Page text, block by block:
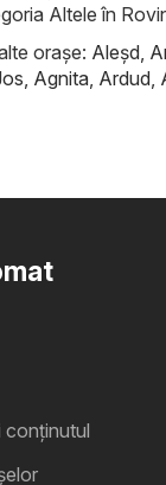
Altele în
orașe: Aleşd
Agnita Ardud
conținutul